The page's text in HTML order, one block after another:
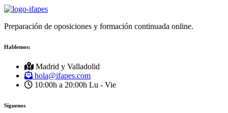
Preparación de oposiciones y formación continuada online.
Hablemos:
Madrid y Valladolid
hola@ifapes.com
10:00h a 20:00h Lu - Vie
Síguenos